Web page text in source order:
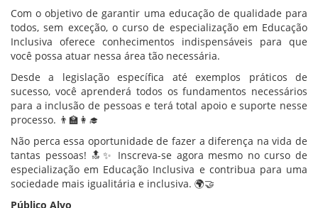
Com o objetivo de garantir uma educação de qualidade para
todos, sem exceção, o curso de especialização em Educação
Inclusiva oferece conhecimentos indispensáveis para que
você possa atuar nessa área tão necessária.
Desde a legislação específica até exemplos práticos de
sucesso, você aprenderá todos os fundamentos necessários
para a inclusão de pessoas e terá total apoio e suporte nesse
processo. 👨‍🏫👩‍🎓
Não perca essa oportunidade de fazer a diferença na vida de
tantas pessoas! 🔝✨ Inscreva-se agora mesmo no curso de
especialização em Educação Inclusiva e contribua para uma
sociedade mais igualitária e inclusiva. 🌍🤝
Público Alvo